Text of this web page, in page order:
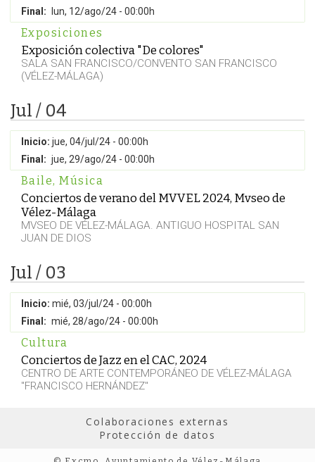
Final:
lun, 12/ago/24 - 00:00h
Exposiciones
Exposición colectiva "De colores"
SALA SAN FRANCISCO/CONVENTO SAN FRANCISCO
(VÉLEZ-MÁLAGA)
Jul / 04
Inicio: jue, 04/jul/24 - 00:00h
Final: jue, 29/ago/24 - 00:00h
Baile, Música
Conciertos de verano del MVVEL 2024, Mvseo de
Vélez-Málaga
MVSEO DE VÉLEZ-MÁLAGA. ANTIGUO HOSPITAL SAN
JUAN DE DIOS
Jul / 03
Inicio: mié, 03/jul/24 - 00:00h
Final: mié, 28/ago/24 - 00:00h
Cultura
Conciertos de Jazz en el CAC, 2024
CENTRO DE ARTE CONTEMPORÁNEO DE VÉLEZ-MÁLAGA
"FRANCISCO HERNÁNDEZ"
Colaboraciones externas
Protección de datos